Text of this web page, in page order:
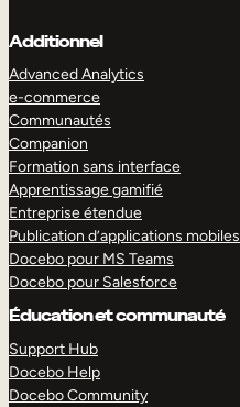
Additionnel
Advanced Analytics
e-commerce
Communautés
Companion
Formation sans interface
Apprentissage gamifié
Entreprise étendue
Publication d’applications mobiles
Docebo pour MS Teams
Docebo pour Salesforce
Éducation et communauté
Support Hub
Docebo Help
Docebo Community